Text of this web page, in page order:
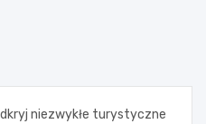
niezwykłe turystyczne